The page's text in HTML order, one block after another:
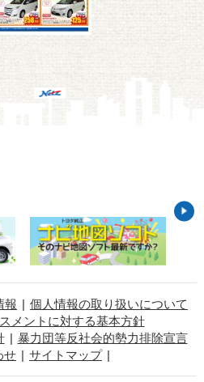
報
個人情報の取り扱いについて
メントに対する基本方針
暴力団等反社会的勢力排除宣言
せ
サイトマップ